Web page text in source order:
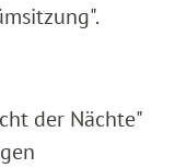
der Nächte"